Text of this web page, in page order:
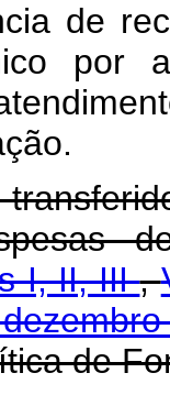
de
por
I, II, III,
de